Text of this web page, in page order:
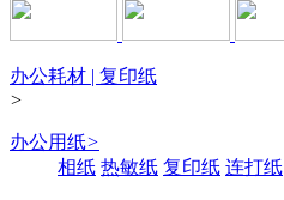
办公耗材 | 复印纸
>
办公用纸>
相纸 热敏纸 复印纸 连打纸